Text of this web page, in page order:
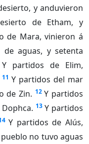
y anduvieron
de Etham, y
de Mara, vinieron á
aguas, y setenta
Y partidos de Elim,
11 Y partidos del mar
de Zin. 12 Y partidos
13 Y partidos
Y partidos de Alús,
no tuvo aguas